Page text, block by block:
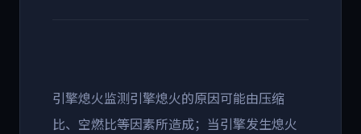
引擎熄火监测引擎熄火的原因可能由压缩
比、空燃比等因素所造成；当引擎发生熄火